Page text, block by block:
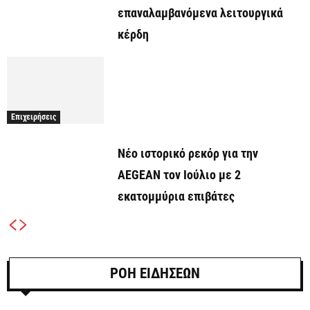
επαναλαμβανόμενα λειτουργικά
κέρδη
Επιχειρήσεις
Νέο ιστορικό ρεκόρ για την
AEGEAN τον Ιούλιο με 2
εκατομμύρια επιβάτες
ΡΟΗ ΕΙΔΗΣΕΩΝ